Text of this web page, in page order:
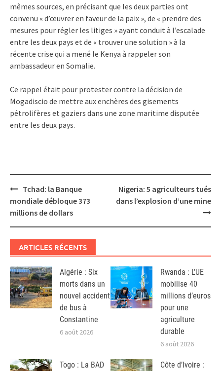
mêmes sources, en précisant que les deux parties ont
convenu « d’œuvrer en faveur de la paix », de « prendre des
mesures pour régler les litiges » ayant conduit à l’escalade
entre les deux pays et de « trouver une solution » à la
récente crise qui a mené le Kenya à rappeler son
ambassadeur en Somalie.
Ce rappel était pour protester contre la décision de
Mogadiscio de mettre aux enchères des gisements
pétrolifères et gaziers dans une zone maritime disputée
entre les deux pays.
Post
navigation
Tchad: la Banque
mondiale débloque 373
millions de dollars
Nigeria: 5 agriculteurs tués
dans l’explosion d’une mine
ARTICLES RÉCENTS
Algérie : Six
morts dans un
nouvel accident
de bus à
Constantine
6 août 2026
Rwanda : L’UE
mobilise 40
millions d’euros
pour une
agriculture
durable
6 août 2026
Togo : La BAD
Côte d’Ivoire :